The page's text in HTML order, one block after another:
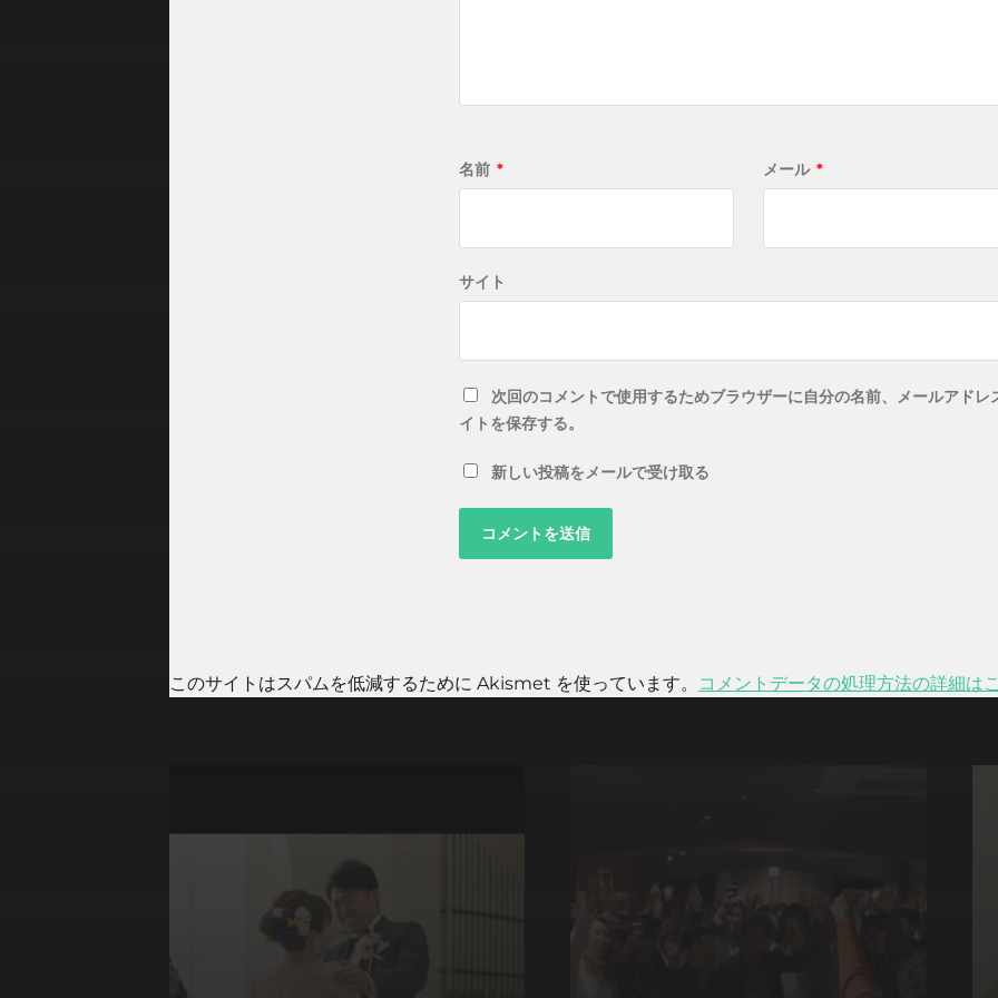
名前 * メール *
サイト
次回のコメントで使用するためブラウザーに自分の名前、メールアドレ
イトを保存する。
新しい投稿をメールで受け取る
このサイトはスパムを低減するために Akismet を使っています。 コメントデータの処理方法の詳細は